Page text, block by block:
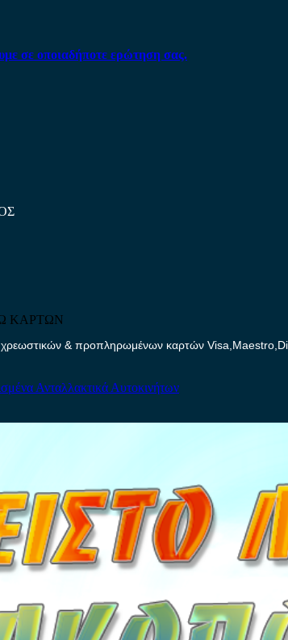
σε οποιαδήποτε ερώτηση σας.
ΚΑΡΤΩΝ
& προπληρωμένων καρτών
Ανταλλακτικά Αυτοκινήτων